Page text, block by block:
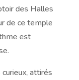
des Halles
de ce temple
est
attirés